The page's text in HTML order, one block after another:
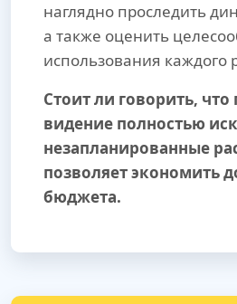
наглядно проследить
а также оценить
использования каждого
Стоит ли говорить,
видение полностью
незапланированные
позволяет экономить
бюджета.